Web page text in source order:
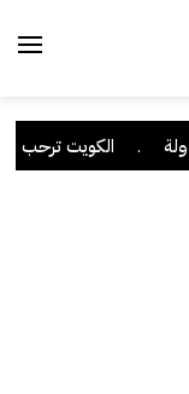
. الكويت ترحب